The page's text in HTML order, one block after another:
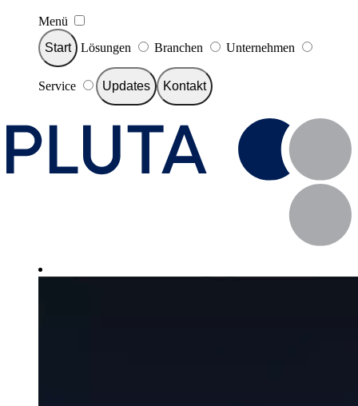
Menü
Start
Lösungen Branchen Unternehmen
Service Updates Kontakt